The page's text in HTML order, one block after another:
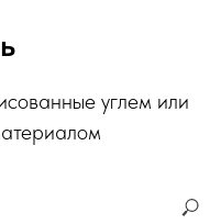
углем или